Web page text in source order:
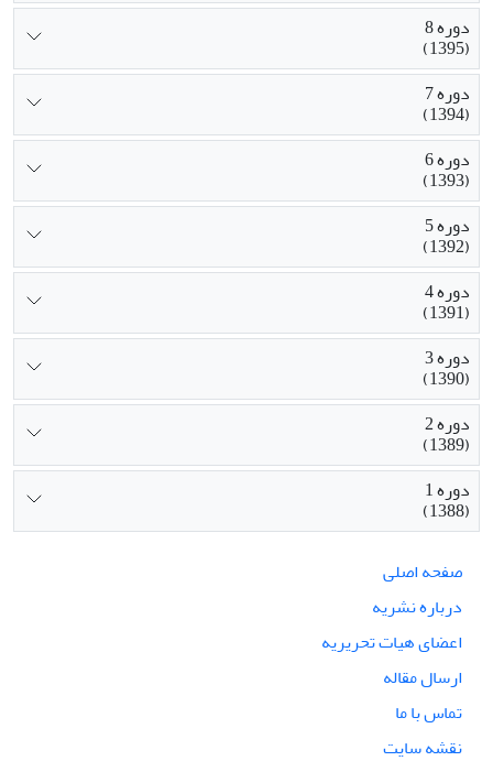
دوره 8
(1395)
دوره 7
(1394)
دوره 6
(1393)
دوره 5
(1392)
دوره 4
(1391)
دوره 3
(1390)
دوره 2
(1389)
دوره 1
(1388)
صفحه اصلی
درباره نشریه
اعضای هیات تحریریه
ارسال مقاله
تماس با ما
نقشه سایت